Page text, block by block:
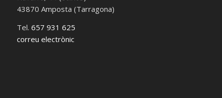
43870 Amposta (Tarragona)
Tel. 657 931 625
correu electrònic